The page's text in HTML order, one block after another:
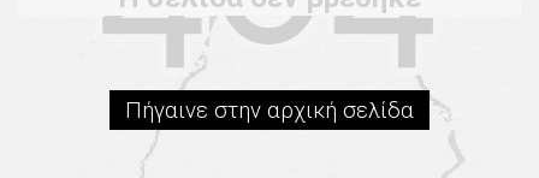
Πήγαινε στην αρχική σελίδα